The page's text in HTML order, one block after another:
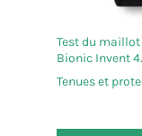
Test du
Bionic Invent
Tenues et